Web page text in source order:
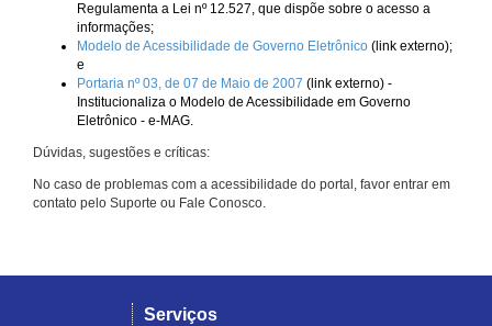
Regulamenta a Lei nº 12.527, que dispõe sobre o acesso a
informações;
Modelo de Acessibilidade de Governo Eletrônico (link externo);
e
Portaria nº 03, de 07 de Maio de 2007 (link externo) -
Institucionaliza o Modelo de Acessibilidade em Governo
Eletrônico - e-MAG.
Dúvidas, sugestões e críticas:
No caso de problemas com a acessibilidade do portal, favor entrar em
contato pelo Suporte ou Fale Conosco.
Serviços